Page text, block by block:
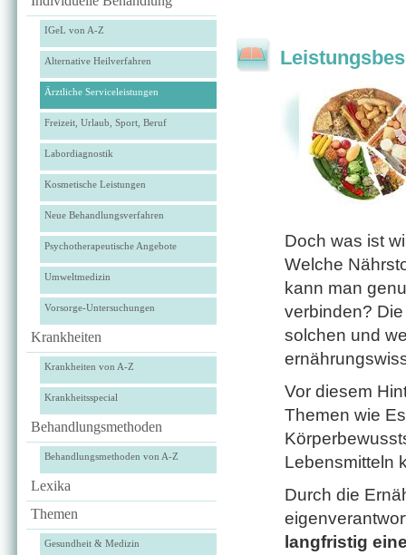
IGeL von A-Z
Alternative Heilverfahren
Ärztliche Serviceleistungen
Freizeit, Urlaub, Sport, Beruf
Labordiagnostik
Kosmetische Leistungen
Neue Behandlungsverfahren
Psychotherapeutische Angebote
Umweltmedizin
Vorsorge-Untersuchungen
Krankheiten
Krankheiten von A-Z
Krankheitsspecial
Behandlungsmethoden
Behandlungsmethoden von A-Z
Lexika
Themen
Gesundheit & Medizin
Doch was ist
Welche
kann man
verbinden?
solchen und
Vor diesem
Themen wie
Lebensmitteln
Durch die
langfristig